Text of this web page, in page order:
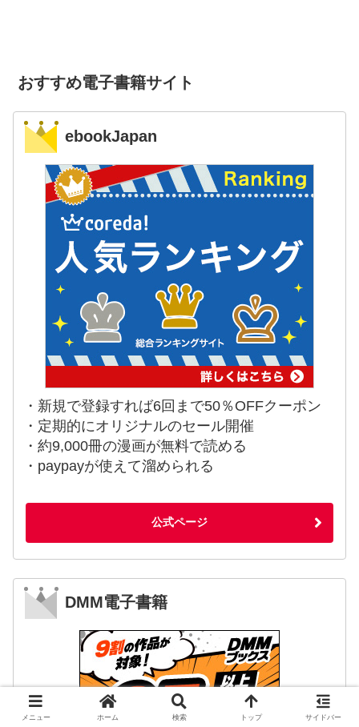
おすすめ電子書籍サイト
ebookJapan
・新規で登録すれば6回まで50％OFFクーポン
・定期的にオリジナルのセール開催
・約9,000冊の漫画が無料で読める
・paypayが使えて溜められる
公式ページ
DMM電子書籍
メニュー ホーム 検索 トップ サイドバー